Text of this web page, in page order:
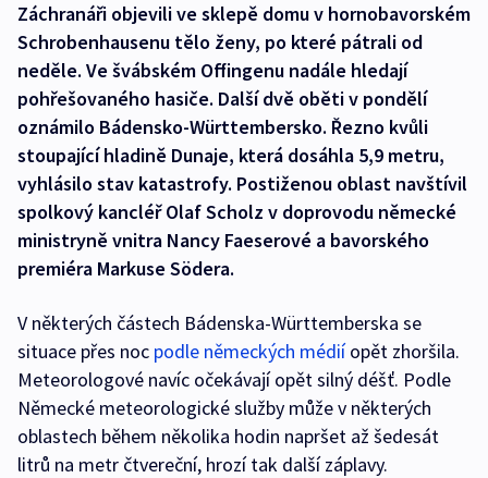
Záchranáři objevili ve sklepě domu v hornobavorském
Schrobenhausenu tělo ženy, po které pátrali od
neděle. Ve švábském Offingenu nadále hledají
pohřešovaného hasiče. Další dvě oběti v pondělí
oznámilo Bádensko-Württembersko. Řezno kvůli
stoupající hladině Dunaje, která dosáhla 5,9 metru,
vyhlásilo stav katastrofy. Postiženou oblast navštívil
spolkový kancléř Olaf Scholz v doprovodu německé
ministryně vnitra Nancy Faeserové a bavorského
premiéra Markuse Södera.
V některých částech Bádenska-Württemberska se
situace přes noc podle německých médiíopět zhoršila.
Meteorologové navíc očekávají opět silný déšť. Podle
Německé meteorologické služby může v některých
oblastech během několika hodin napršet až šedesát
litrů na metr čtvereční, hrozí tak další záplavy.